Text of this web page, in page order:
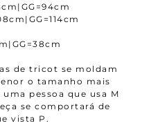
de tricot se moldam
o tamanho mais
pessoa que usa M
se comportará de
vista P.